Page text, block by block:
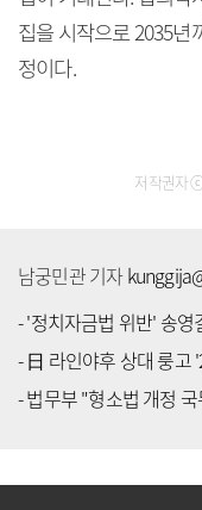
집을 시작으로 2035년
정이다.
저작권자
남궁민관기자kunggija
-'정치자금법 위반' 송영
-日 라인야후 상대 룽고
-법무부 "형소법 개정 국
[공지] 유료서비스 가입